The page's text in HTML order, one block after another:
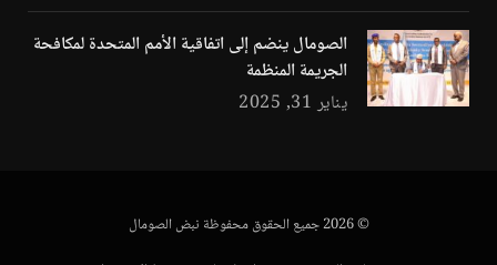
الصومال ينضم إلى اتفاقية الأمم المتحدة لمكافحة
الجريمة المنظمة
يناير 31, 2025
© 2026 جميع الحقوق محفوظة نبض الصومال